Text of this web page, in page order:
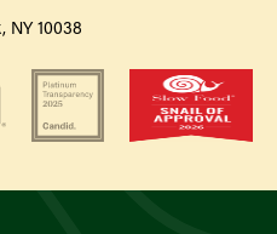
NY 10038